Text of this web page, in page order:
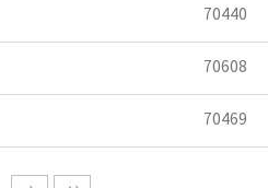
70440
70608
70469